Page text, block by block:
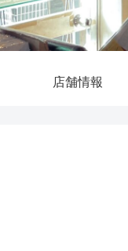
店舗情報